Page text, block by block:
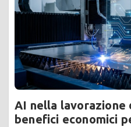
AI nella lavorazione
benefici economici